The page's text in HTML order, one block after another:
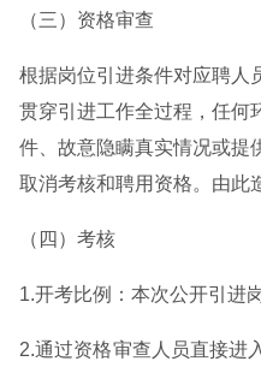
（三）资格审查
根据岗位引进条件对应聘人
贯穿引进工作全过程，任何
件、故意隐瞒真实情况或提
取消考核和聘用资格。由此
（四）考核
1.开考比例：本次公开引进
2.通过资格审查人员直接进